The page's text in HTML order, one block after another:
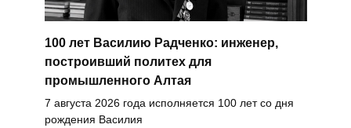
100 лет Василию Радченко: инженер,
построивший политех для
промышленного Алтая
7 августа 2026 года исполняется 100 лет со дня
рождения Василия